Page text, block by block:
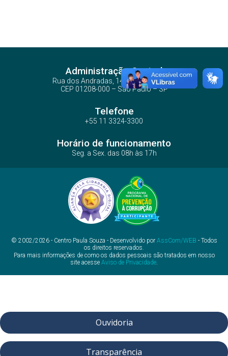
Administração Central
Rua dos Andradas, 140 - Santa Ifigênia
CEP 01208-000 – São Paulo – SP
Telefone
+55 11 3324-3300
Horário de funcionamento
Seg. a Sex. das 08h às 17h
© 2002/2026 - Centro Paula Souza - Desenvolvido por AssCom/WEB - Todos
os direitos reservados.
Para mais informações de como os dados pessoais são tratados em nosso
site acesse Aviso de Privacidade.
Ouvidoria
Transparência